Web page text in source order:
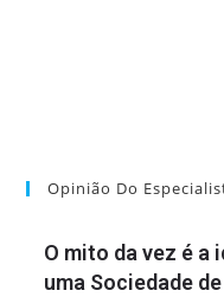
Opinião Do
O mito da vez é a
uma Sociedade